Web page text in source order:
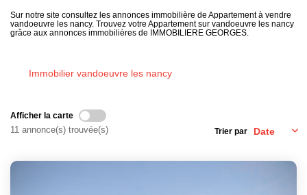
NOS RÉALISATIONS
EXTRANET GESTION
Sur notre site consultez les annonces immobilière de Appartement à vendre
vandoeuvre les nancy. Trouvez votre Appartement sur vandoeuvre les nancy
grâce aux annonces immobilières de IMMOBILIERE GEORGES.
Immobilier vandoeuvre les nancy
Afficher la carte
11 annonce(s) trouvée(s) Trier par